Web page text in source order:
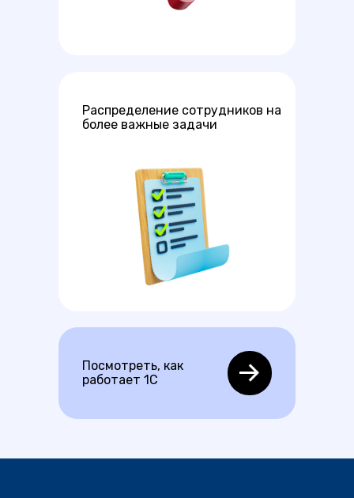
Распределение сотрудников на
более важные задачи
Посмотреть, как
работает 1С